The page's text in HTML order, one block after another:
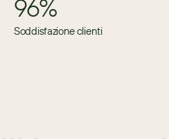
96%
Soddisfazione clienti